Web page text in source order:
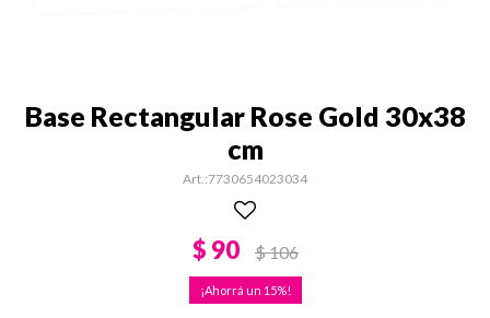
Base Rectangular Rose Gold 30x38
cm
7730654023034
$ 90 $106
15